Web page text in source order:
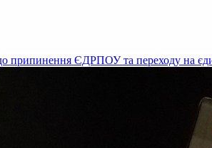
припинення ЄДРПОУ та переходу на